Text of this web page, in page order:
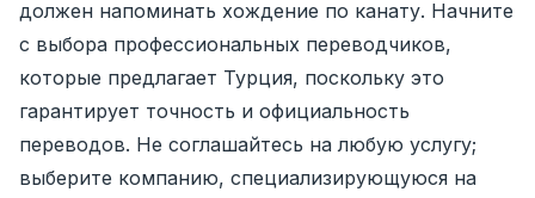
должен напоминать хождение по канату. Начните
с выбора профессиональных переводчиков,
которые предлагает Турция, поскольку это
гарантирует точность и официальность
переводов. Не соглашайтесь на любую услугу;
выберите компанию, специализирующуюся на